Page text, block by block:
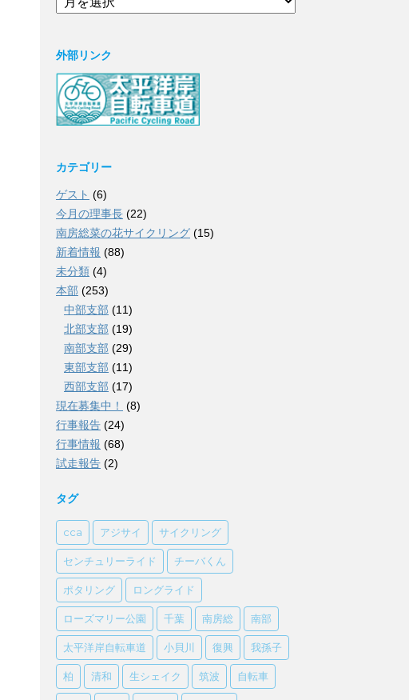
ー
ブ
外部リンク
カテゴリー
ゲスト (6)
今月の理事長 (22)
南房総菜の花サイクリング (15)
新着情報 (88)
未分類 (4)
本部 (253)
中部支部 (11)
北部支部 (19)
南部支部 (29)
東部支部 (11)
西部支部 (17)
現在募集中！
(8)
行事報告 (24)
行事情報 (68)
試走報告 (2)
タグ
cca アジサイ サイクリング
センチュリーライド チーバくん
ポタリング ロングライド
ローズマリー公園 千葉 南房総 南部
太平洋岸自転車道 小貝川 復興 我孫子
柏 清和 生シェイク 筑波 自転車